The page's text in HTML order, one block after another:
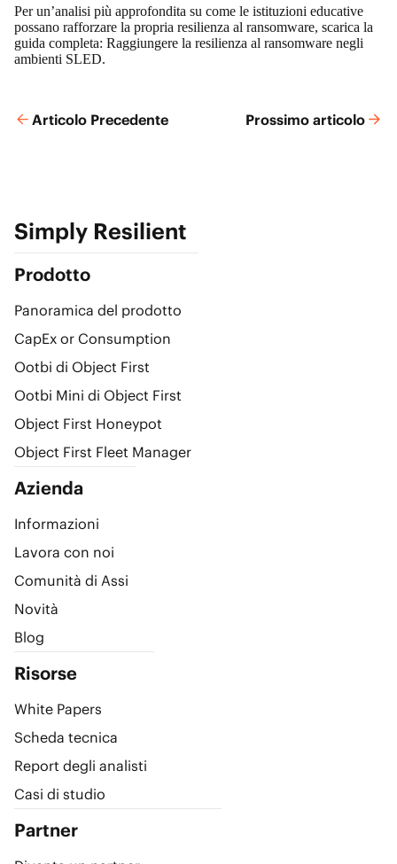
Per un’analisi più approfondita su come le istituzioni educative
possano rafforzare la propria resilienza al ransomware, scarica la
guida completa: Raggiungere la resilienza al ransomware negli
ambienti SLED.
Articolo Precedente Prossimo articolo
Simply Resilient
Prodotto
Panoramica del prodotto
CapEx or Consumption
Ootbi di Object First
Ootbi Mini di Object First
Object First Honeypot
Object First Fleet Manager
Azienda
Informazioni
Lavora con noi
Comunità di Assi
Novità
Blog
Risorse
White Papers
Scheda tecnica
Report degli analisti
Casi di studio
Partner